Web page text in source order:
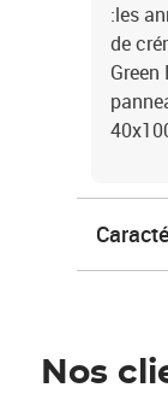
:les
de
Nos